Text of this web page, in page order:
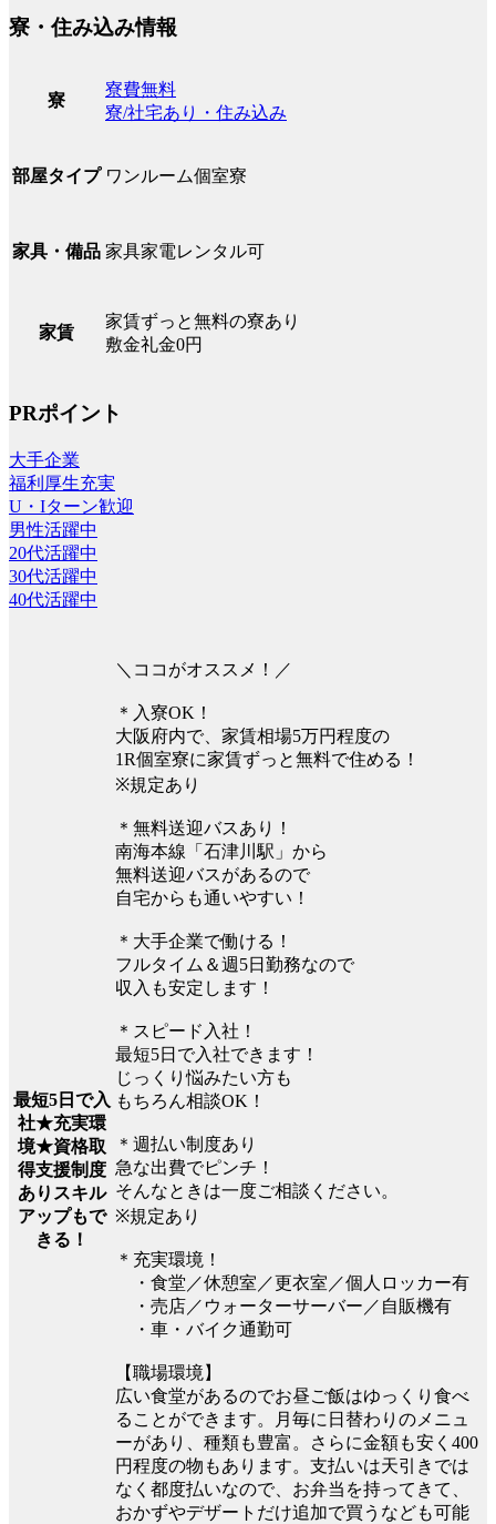
寮・住み込み情報
寮
寮費無料
寮/社宅あり・住み込み
部屋タイプ ワンルーム個室寮
家具・備品 家具家電レンタル可
家賃
家賃ずっと無料の寮あり
敷金礼金0円
PRポイント
大手企業
福利厚生充実
U・Iターン歓迎
男性活躍中
20代活躍中
30代活躍中
40代活躍中
最短5日で入
社★充実環
境★資格取
得支援制度
ありスキル
アップもで
きる！
＼ココがオススメ！／
＊入寮OK！
大阪府内で、家賃相場5万円程度の
1R個室寮に家賃ずっと無料で住める！
※規定あり
＊無料送迎バスあり！
南海本線「石津川駅」から
無料送迎バスがあるので
自宅からも通いやすい！
＊大手企業で働ける！
フルタイム＆週5日勤務なので
収入も安定します！
＊スピード入社！
最短5日で入社できます！
じっくり悩みたい方も
もちろん相談OK！
＊週払い制度あり
急な出費でピンチ！
そんなときは一度ご相談ください。
※規定あり
＊充実環境！
・食堂／休憩室／更衣室／個人ロッカー有
・売店／ウォーターサーバー／自販機有
・車・バイク通勤可
【職場環境】
広い食堂があるのでお昼ご飯はゆっくり食べ
ることができます。月毎に日替わりのメニュ
ーがあり、種類も豊富。さらに金額も安く400
円程度の物もあります。支払いは天引きでは
なく都度払いなので、お弁当を持ってきて、
おかずやデザートだけ追加で買うなども可能